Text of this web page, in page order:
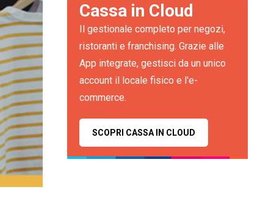
Cassa in Cloud
Il gestionale completo per negozi,
ristoranti e franchising. Grazie alle
App integrate, gestisci da un unico
account il locale fisico e l'e-
commerce.
SCOPRI CASSA IN CLOUD